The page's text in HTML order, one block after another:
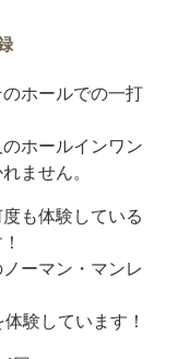
ホールでの一打
ホールインワン
ません。
も体験している
ーマン・マンレ
験しています！